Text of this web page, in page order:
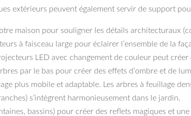
extérieurs peuvent également servir de support
maison pour souligner les détails architecturaux
à faisceau large pour éclairer l’ensemble de la
LED avec changement de couleur peut
par le bas pour créer des effets d’ombre et de
plus mobile et adaptable. Les arbres à feuillage
s’intègrent harmonieusement dans le jardin.
bassins) pour créer des reflets magiques et